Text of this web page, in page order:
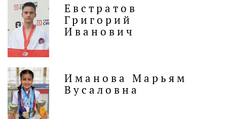
Евстратов
Григорий
Иванович
Иманова Марьям
Вусаловна